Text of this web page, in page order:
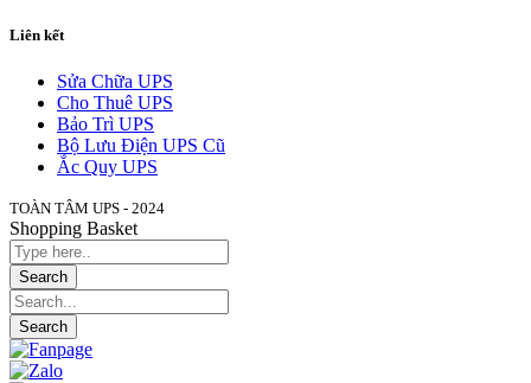
Liên kết
Sửa Chữa UPS
Cho Thuê UPS
Bảo Trì UPS
Bộ Lưu Điện UPS Cũ
Ắc Quy UPS
TOÀN TÂM UPS - 2024
Shopping Basket